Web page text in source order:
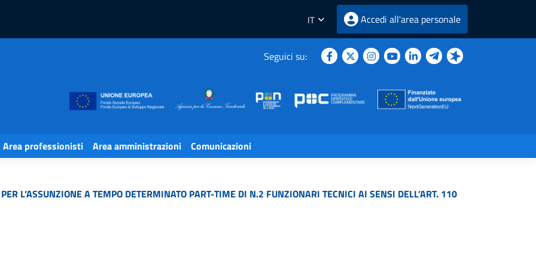
IT Accedi all'area personale
Seguici su:
Area professionisti Area amministrazioni Comunicazioni
L’ASSUNZIONE A TEMPO DETERMINATO PART-TIME DI N.2 FUNZIONARI TECNICI AI SENSI DELL’ART. 110